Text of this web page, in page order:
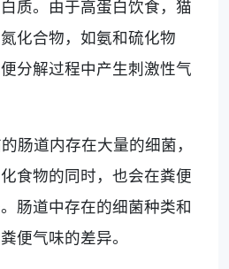
质。由于高蛋白饮食，猫
化合物，如氨和硫化物
分解过程中产生刺激性气
肠道内存在大量的细菌，
食物的同时，也会在粪便
肠道中存在的细菌种类和
便气味的差异。